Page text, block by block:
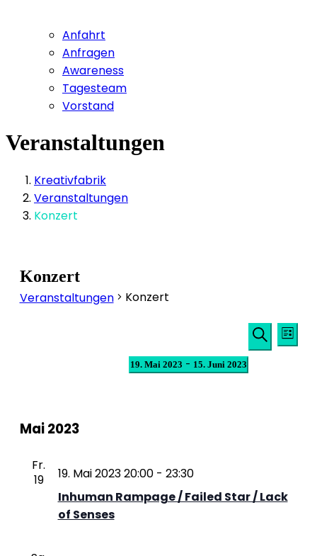
Anfahrt
Anfragen
Awareness
Tagesteam
Vorstand
Veranstaltungen
Kreativfabrik
Veranstaltungen
Konzert
Konzert
Veranstaltungen Konzert
Suche
und
Suche
Liste
19. Mai 2023 - 15. Juni 2023
Mai 2023
Fr.
19
Inhuman Rampage / Failed Star / Lack
of Senses
19. Mai 2023 20:00- 23:30